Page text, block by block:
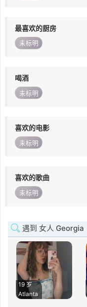
最喜欢的厨房
未标明
喝酒
未标明
喜欢的电影
未标明
喜欢的歌曲
未标明
遇到 女人 Georgia
19 岁
Atlanta